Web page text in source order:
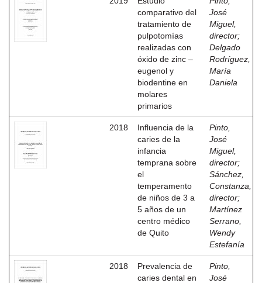
comparativo del
tratamiento de
pulpotomías
realizadas con
óxido de zinc –
eugenol y
biodentine en
molares
primarios
José
Miguel,
director;
Delgado
Rodríguez,
María
Daniela
2018
Influencia de la
caries de la
infancia
temprana sobre
el
temperamento
de niños de 3 a
5 años de un
centro médico
de Quito
Pinto,
José
Miguel,
director;
Sánchez,
Constanza,
director;
Martínez
Serrano,
Wendy
Estefanía
2018
Prevalencia de
caries dental en
Pinto,
José